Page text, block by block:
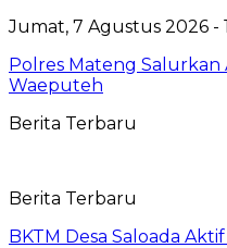
Jumat, 7 Agustus 2026 -
Polres Mateng
Waeputeh
Berita Terbaru
Berita Terbaru
BKTM Desa Saloada